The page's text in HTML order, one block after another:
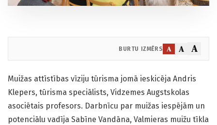
BURTU IZMĒRS A A A
Muižas attīstības vīziju tūrisma jomā ieskicēja Andris
Klepers, tūrisma speciālists, Vidzemes Augstskolas
asociētais profesors. Darbnīcu par muižas iespējām un
potenciālu vadīja Sabīne Vandāna, Valmieras muižu tīkla